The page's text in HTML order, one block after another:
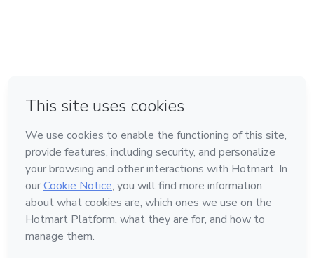
Feito com ❤ em Bogotá
Conheça a Hotmart
Idioma
Português